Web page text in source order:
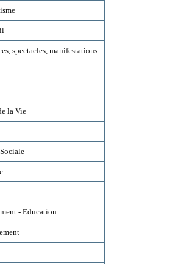
spectacles, manifestations
la Vie
- Education